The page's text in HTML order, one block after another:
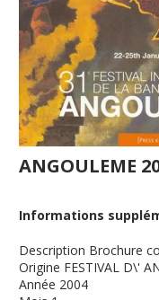
ANGOULEME
Informations
Description Brochure
Origine FESTIVAL D\'
Année 2004